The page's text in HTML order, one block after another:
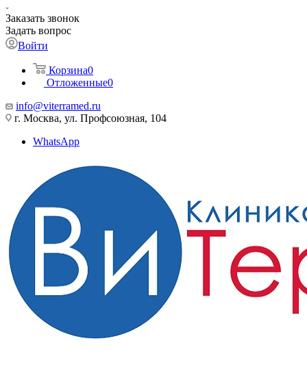
Заказать звонок
Задать вопрос
Войти
Корзина0
Отложенные0
info@viterramed.ru
г. Москва, ул. Профсоюзная, 104
WhatsApp